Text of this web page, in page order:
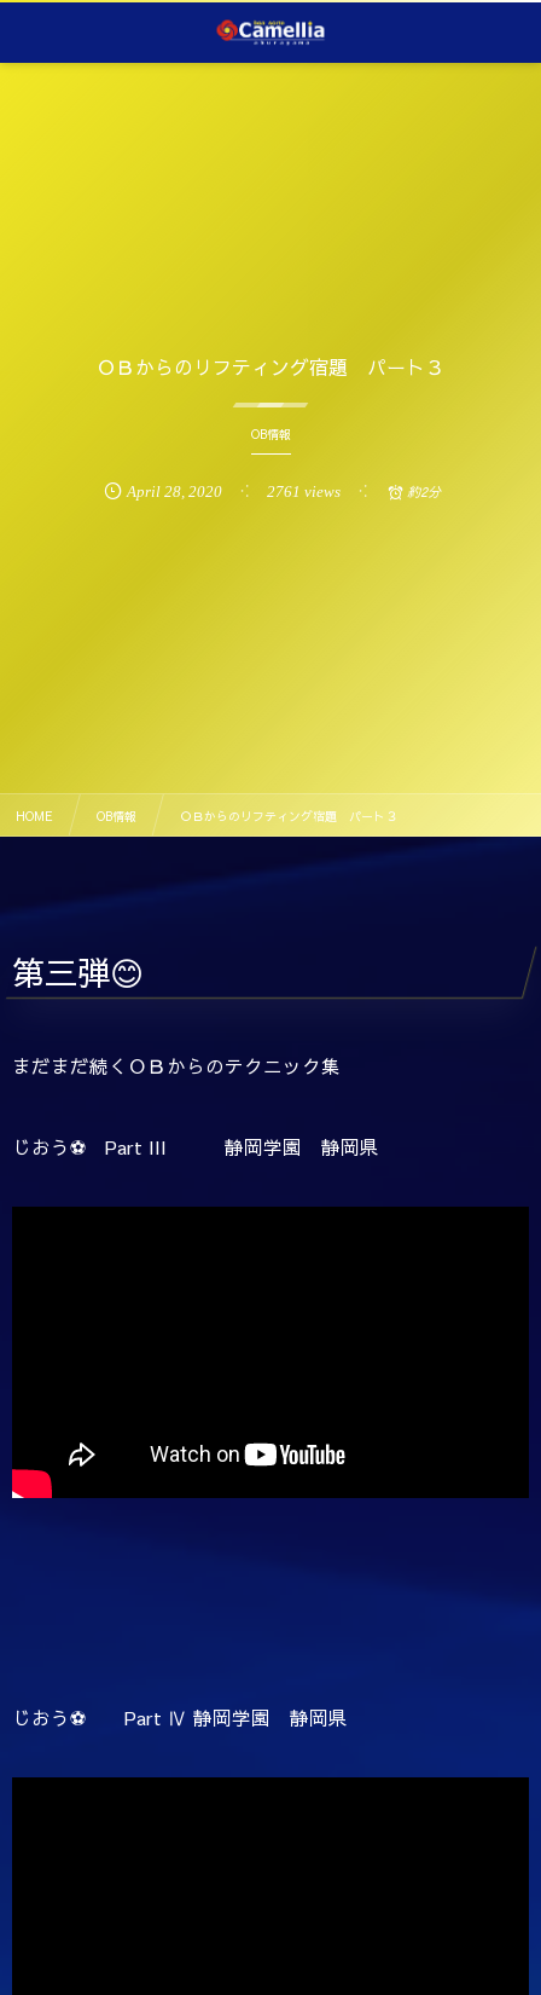
ＯＢからのリフティング宿題 パート３
OB情報
April 28, 2020 2761 views 約2分
HOME OB情報 ＯＢからのリフティング宿題 パート３
第三弾😊
まだまだ続くＯＢからのテクニック集
じおう⚽️ Part III 静岡学園 静岡県
じおう⚽️ Part Ⅳ 静岡学園 静岡県